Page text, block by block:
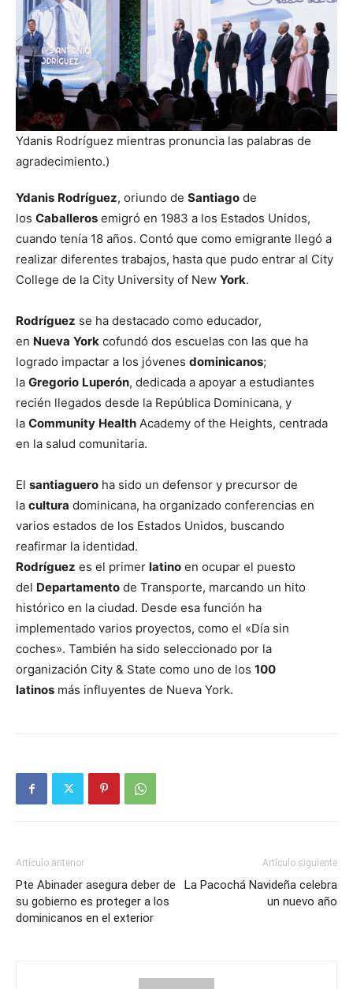
Ydanis Rodríguez mientras pronuncia las palabras de
agradecimiento.)
Ydanis Rodríguez, oriundo de Santiago de
los Caballeros emigró en 1983 a los Estados Unidos,
cuando tenía 18 años. Contó que como emigrante llegó a
realizar diferentes trabajos, hasta que pudo entrar al City
College de la City University of New York.
Rodríguez se ha destacado como educador,
en Nueva York cofundó dos escuelas con las que ha
logrado impactar a los jóvenes dominicanos;
la Gregorio Luperón, dedicada a apoyar a estudiantes
recién llegados desde la República Dominicana, y
la Community Health Academy of the Heights, centrada
en la salud comunitaria.
El santiaguero ha sido un defensor y precursor de
la cultura dominicana, ha organizado conferencias en
varios estados de los Estados Unidos, buscando
reafirmar la identidad.
Rodríguez es el primer latino en ocupar el puesto
del Departamento de Transporte, marcando un hito
histórico en la ciudad. Desde esa función ha
implementado varios proyectos, como el «Día sin
coches». También ha sido seleccionado por la
organización City & State como uno de los 100
latinos más influyentes de Nueva York.
Artículo anterior
Pte Abinader asegura deber de
su gobierno es proteger a los
dominicanos en el exterior
Artículo siguiente
La Pacochá Navideña celebra
un nuevo año